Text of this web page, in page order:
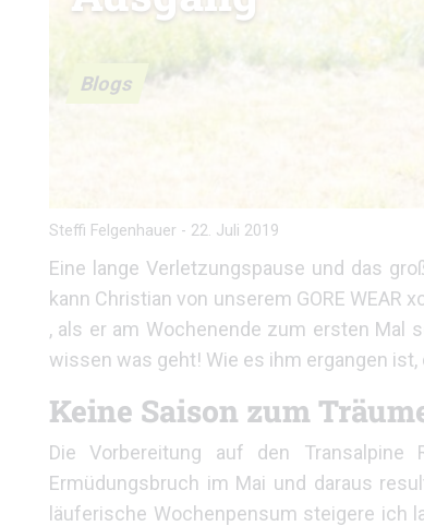
Blogs
Steffi Felgenhauer - 22. Juli 2019
Eine lange Verletzungspause und das
kann Christian von unserem GORE
, als er am Wochenende zum ersten Mal
wissen was geht! Wie es ihm ergangen
Keine Saison zum
Die Vorbereitung auf den
Ermüdungsbruch im Mai und daraus
läuferische Wochenpensum steigere ich